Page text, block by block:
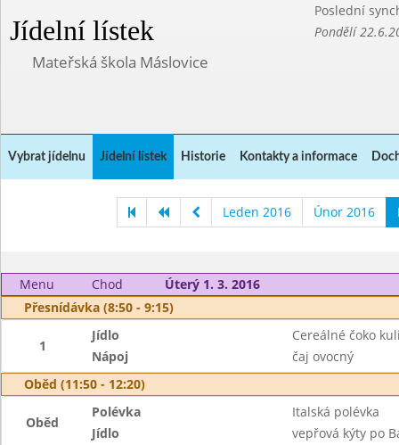
Jídelní lístek
Poslední
Pondělí
Mateřská škola Máslovice
Vybrat jídelnu Jídelní lístek Historie Kontakty a informace
Leden 2016 Únor 2016
Menu Chod
Úterý 1. 3. 2016
Přesnídávka (8:50 - 9:15)
1
Jídlo
Cereálné čoko
Nápoj
čaj ovocný
Oběd (11:50 - 12:20)
Oběd
Polévka
Italská polévka
Jídlo
vepřová kýty po